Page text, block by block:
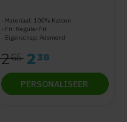
is
Materiaal: 100% Katoen
Fit: Regular Fit
Eigenschap: Ademend
265 2 38
PERSONALISEER